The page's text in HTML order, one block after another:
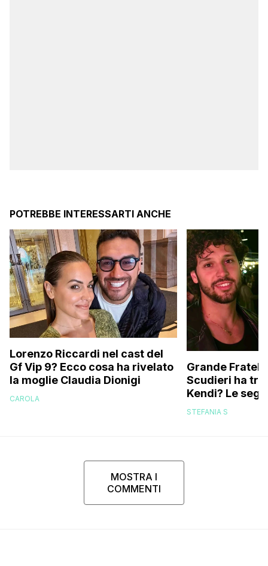
POTREBBE INTERESSARTI ANCHE
Lorenzo Riccardi nel cast del
Gf Vip 9? Ecco cosa ha rivelato
la moglie Claudia Dionigi
CAROLA
Grande
Scudieri ha
Kendi? Le
replica dell’ex
STEFANIA S
MOSTRA I
COMMENTI